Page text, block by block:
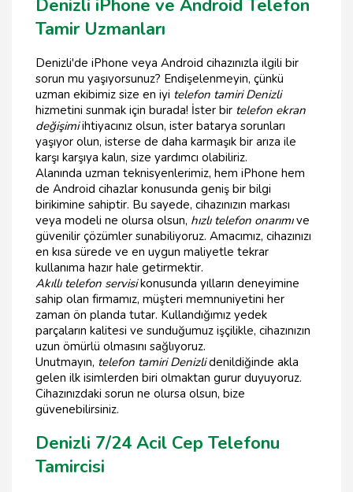
Denizli iPhone ve Android Telefon
Tamir Uzmanları
Denizli'de iPhone veya Android cihazınızla ilgili bir
sorun mu yaşıyorsunuz? Endişelenmeyin, çünkü
uzman ekibimiz size en iyi telefon tamiri Denizli
hizmetini sunmak için burada! İster bir telefon ekran
değişimiihtiyacınız olsun, ister batarya sorunları
yaşıyor olun, isterse de daha karmaşık bir arıza ile
karşı karşıya kalın, size yardımcı olabiliriz.
Alanında uzman teknisyenlerimiz, hem iPhone hem
de Android cihazlar konusunda geniş bir bilgi
birikimine sahiptir. Bu sayede, cihazınızın markası
veya modeli ne olursa olsun, hızlı telefon onarımıve
güvenilir çözümler sunabiliyoruz. Amacımız, cihazınızı
en kısa sürede ve en uygun maliyetle tekrar
kullanıma hazır hale getirmektir.
Akıllı telefon servisikonusunda yılların deneyimine
sahip olan firmamız, müşteri memnuniyetini her
zaman ön planda tutar. Kullandığımız yedek
parçaların kalitesi ve sunduğumuz işçilikle, cihazınızın
uzun ömürlü olmasını sağlıyoruz.
Unutmayın, telefon tamiri Denizlidenildiğinde akla
gelen ilk isimlerden biri olmaktan gurur duyuyoruz.
Cihazınızdaki sorun ne olursa olsun, bize
güvenebilirsiniz.
Denizli 7/24 Acil Cep Telefonu
Tamircisi